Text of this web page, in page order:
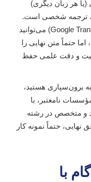
زبان دیگری)
شخصی است.
از ابزارهای آنلاین ترجمه (مانند Google Translate) می‌توانید
متن نهایی را
و دقت علمی حفظ
هستید،
نامعتبر، با
در رشته
حتماً نمونه کار